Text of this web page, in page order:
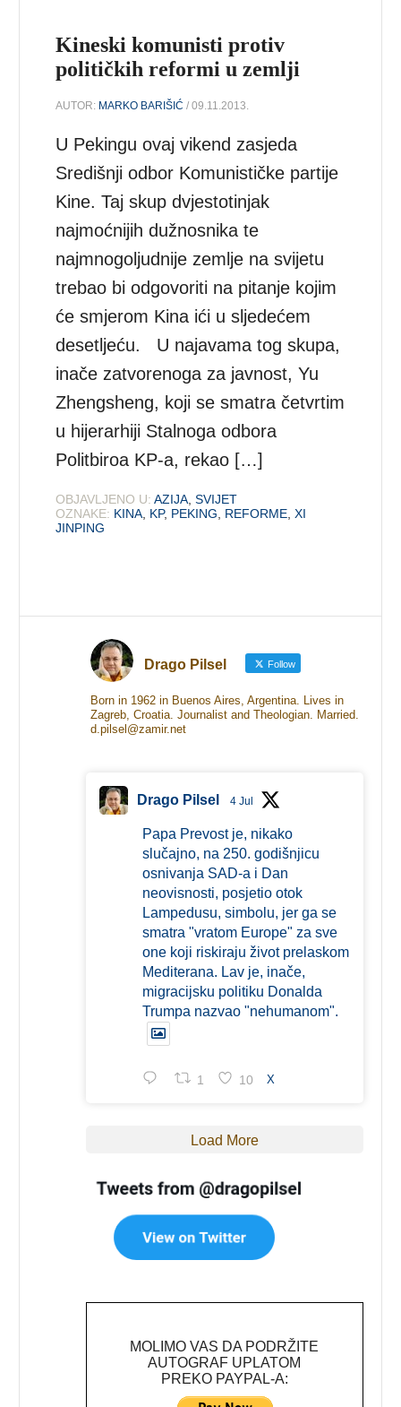
Kineski komunisti protiv
političkih reformi u zemlji
AUTOR: MARKO BARIŠIĆ / 09.11.2013.
U Pekingu ovaj vikend zasjeda
Središnji odbor Komunističke partije
Kine. Taj skup dvjestotinjak
najmoćnijih dužnosnika te
najmnogoljudnije zemlje na svijetu
trebao bi odgovoriti na pitanje kojim
će smjerom Kina ići u sljedećem
desetljeću. U najavama tog skupa,
inače zatvorenoga za javnost, Yu
Zhengsheng, koji se smatra četvrtim
u hijerarhiji Stalnoga odbora
Politbiroa KP-a, rekao […]
OBJAVLJENO U: AZIJA ,SVIJET
OZNAKE: KINA KP, PEKING REFORME ,XI
JINPING
Drago Pilsel Follow
Born in 1962 in Buenos Aires, Argentina. Lives in
Zagreb, Croatia. Journalist and Theologian. Married.
d.pilsel@zamir.net
Drago Pilsel 4 Jul
Papa Prevost je, nikako
slučajno, na 250. godišnjicu
osnivanja SAD-a i Dan
neovisnosti, posjetio otok
Lampedusu, simbolu, jer ga se
smatra "vratom Europe" za sve
one koji riskiraju život prelaskom
Mediterana. Lav je, inače,
migracijsku politiku Donalda
Trumpa nazvao "nehumanom".
1 10 X
Load More
MOLIMO VAS DA PODRŽITE
AUTOGRAF UPLATOM
PREKO PAYPAL-A: